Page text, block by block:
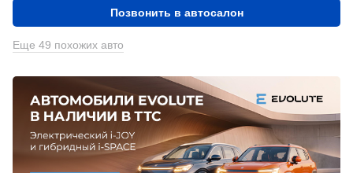
Позвонить в автосалон
Еще 49 похожих авто